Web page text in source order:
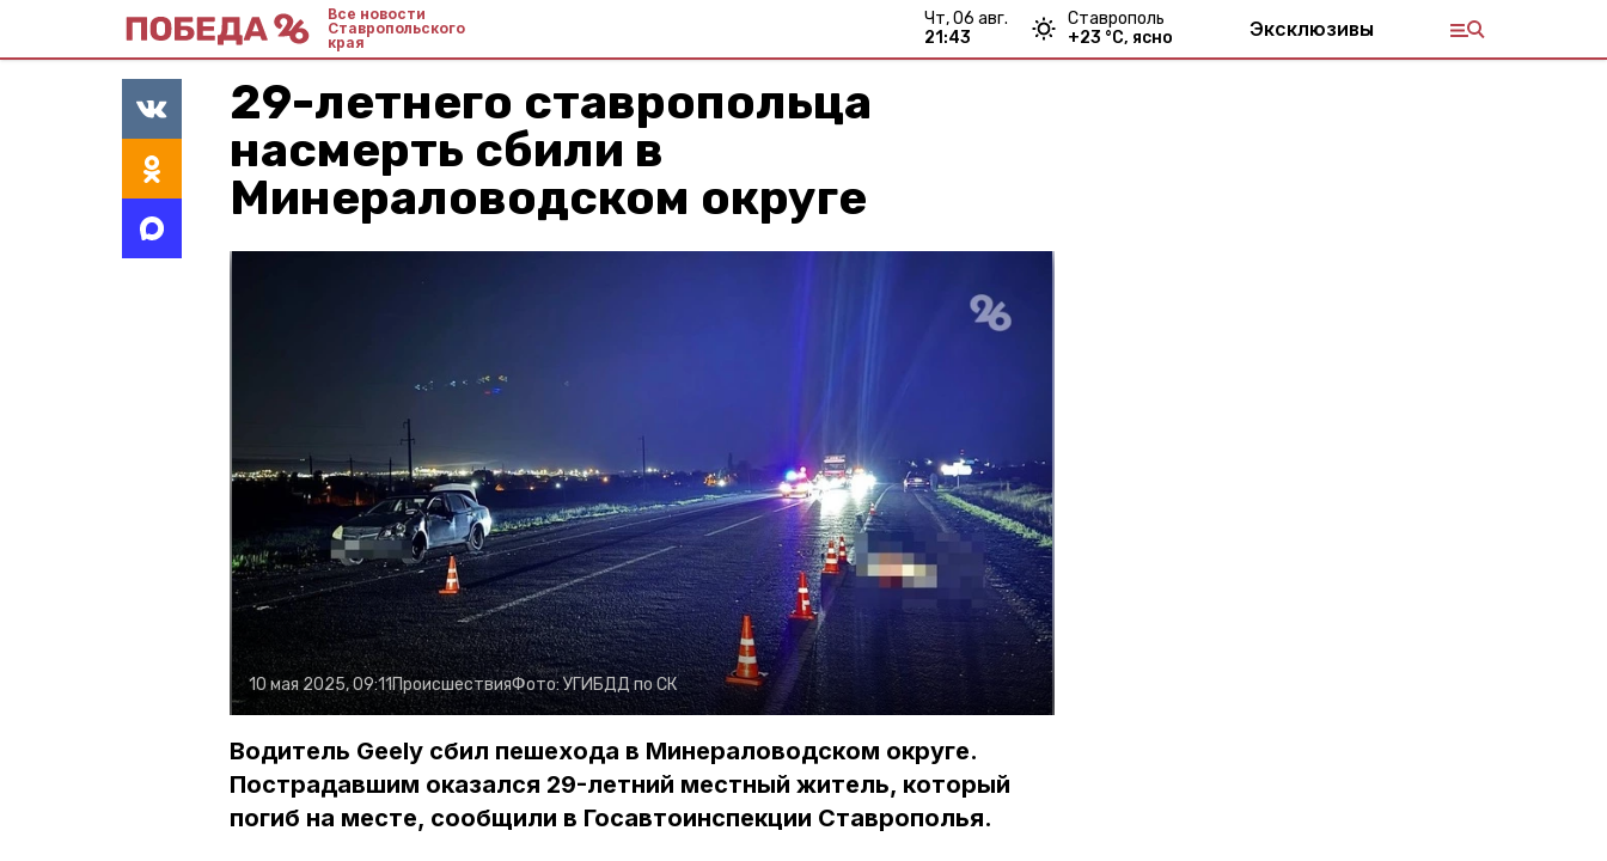
Все новости
Ставропольского
края
чт, 06 авг.
21:43
Ставрополь
+23 °С, ясно Эксклюзивы
29-летнего ставропольца
насмерть сбили в
Минераловодском округе
10 мая 2025, 09:11ПроисшествияФото:УГИБДД по СК
Водитель Geely сбил пешехода в Минераловодском округе.
Пострадавшим оказался 29-летний местный житель, который
погиб на месте, сообщили в Госавтоинспекции Ставрополья.